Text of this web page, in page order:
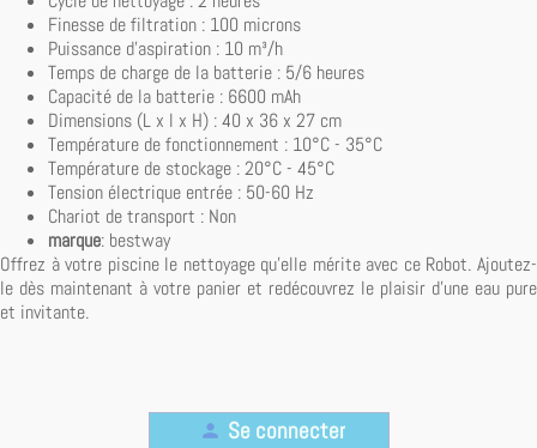
Finesse de filtration : 100 microns
Puissance d'aspiration : 10 m³/h
Temps de charge de la batterie : 5/6 heures
Capacité de la batterie : 6600 mAh
Dimensions (L x l x H) : 40 x 36 x 27 cm
Température de fonctionnement : 10°C - 35°C
Température de stockage : 20°C - 45°C
Tension électrique entrée : 50-60 Hz
Chariot de transport : Non
marque: bestway
Offrez à votre piscine le nettoyage qu'elle mérite avec ce Robot. Ajoutez-
le dès maintenant à votre panier et redécouvrez le plaisir d'une eau pure
et invitante.
person Se connecter